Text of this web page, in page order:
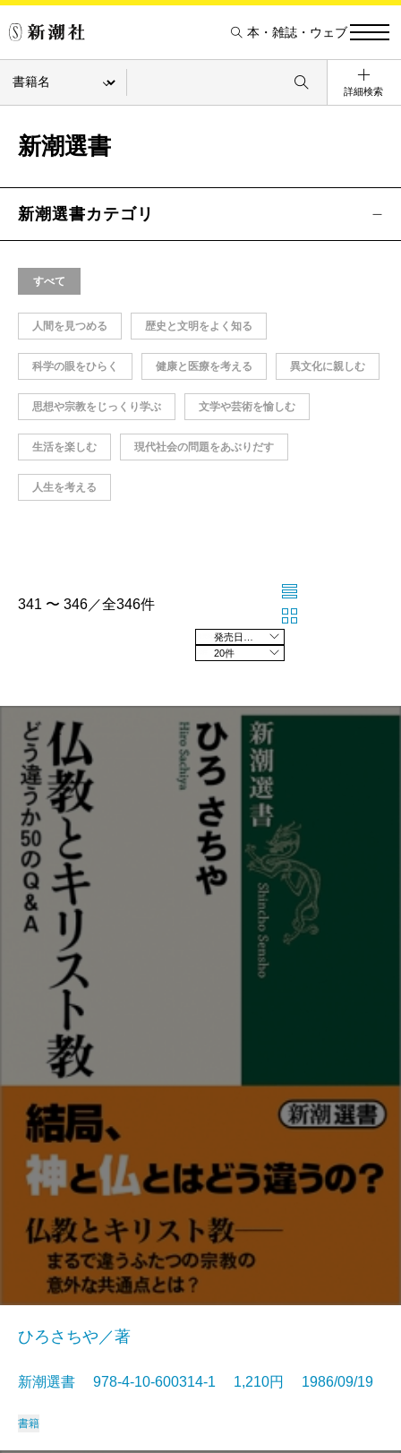
本・雑誌・ウェブ
詳細検索
新潮選書
新潮選書カテゴリ
すべて
人間を見つめる 歴史と文明をよく知る
科学の眼をひらく 健康と医療を考える 異文化に親しむ
思想や宗教をじっくり学ぶ 文学や芸術を愉しむ
生活を楽しむ 現代社会の問題をあぶりだす
人生を考える
341 〜 346／全346件
20件
ひろさちや／著
新潮選書 978-4-10-600314-1 1,210円 1986/09/19
書籍